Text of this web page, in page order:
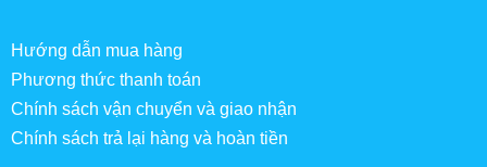
Hướng dẫn mua hàng
Phương thức thanh toán
Chính sách vận chuyển và giao nhận
Chính sách trả lại hàng và hoàn tiền